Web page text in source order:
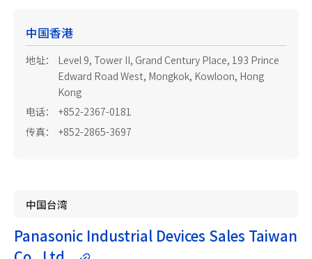
中国香港
地址：
Level 9, Tower II, Grand Century Place, 193 Prince
Edward Road West, Mongkok, Kowloon, Hong
Kong
电话：
+852-2367-0181
传真：
+852-2865-3697
中国台湾
Panasonic Industrial Devices Sales Taiwan